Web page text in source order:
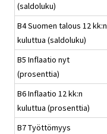
(saldoluku)
B4 Suomen talous 12 kk:n
kuluttua (saldoluku)
B5 Inflaatio nyt
(prosenttia)
B6 Inflaatio 12 kk:n
kuluttua (prosenttia)
B7 Työttömyys